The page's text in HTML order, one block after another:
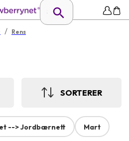
/ Rens
SORTERER
--> Jordbærnett Mart